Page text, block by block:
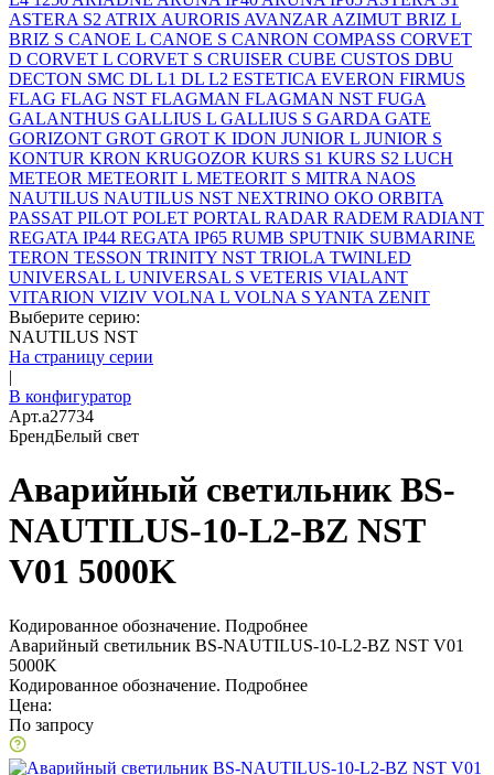
ASTERA S2 ATRIX AURORIS AVANZAR AZIMUT BRIZ L
BRIZ S CANOE L CANOE S CANRON COMPASS CORVET
D CORVET L CORVET S CRUISER CUBE CUSTOS DBU
DECTON SMC DL L1 DL L2 ESTETICA EVERON FIRMUS
FLAG FLAG NST FLAGMAN FLAGMAN NST FUGA
GALANTHUS GALLIUS L GALLIUS S GARDA GATE
GORIZONT GROT GROT K IDON JUNIOR L JUNIOR S
KONTUR KRON KRUGOZOR KURS S1 KURS S2 LUCH
METEOR METEORIT L METEORIT S MITRA NAOS
NAUTILUS NAUTILUS NST NEXTRINO OKO ORBITA
PASSAT PILOT POLET PORTAL RADAR RADEM RADIANT
REGATA IP44 REGATA IP65 RUMB SPUTNIK SUBMARINE
TERON TESSON TRINITY NST TRIOLA TWINLED
UNIVERSAL L UNIVERSAL S VETERIS VIALANT
VITARION VIZIV VOLNA L VOLNA S YANTA ZENIT
Выберите серию:
NAUTILUS NST
На страницу серии
|
В конфигуратор
Арт.a27734
БрендБелый свет
Аварийный светильник BS-
NAUTILUS-10-L2-BZ NST
V01 5000K
Кодированное обозначение. Подробнее
Аварийный светильник BS-NAUTILUS-10-L2-BZ NST V01
5000K
Кодированное обозначение. Подробнее
Цена:
По запросу